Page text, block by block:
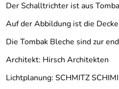
Der Schalltrichter ist aus
Auf der Abbildung ist die
Die Tombak Bleche sind zur
Architekt: Hirsch Architekten
Lichtplanung: SCHMITZ